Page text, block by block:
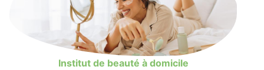
Institut de beauté à domicile